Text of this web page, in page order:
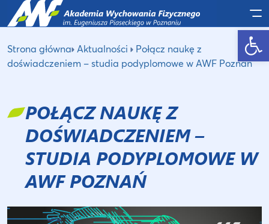
Otwórz pasek narzędzi
Strona główna Aktualności
Połącz naukę z
doświadczeniem ­– studia podyplomowe w AWF Poznań
POŁĄCZ NAUKĘ Z
DOŚWIADCZENIEM ­–
STUDIA PODYPLOMOWE W
AWF POZNAŃ